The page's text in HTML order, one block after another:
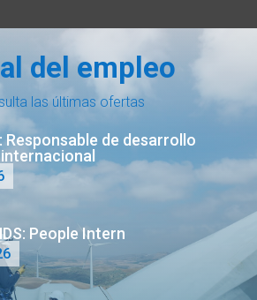
del empleo
las últimas ofertas
Responsable de desarrollo
People Intern